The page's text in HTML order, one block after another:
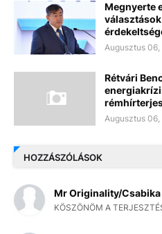
Megnyerte
Augusztus
Rétvári
Augusztus
HOZZÁSZÓLÁSOK
Mr Originality/Csabika
KÖSZÖNÖM A